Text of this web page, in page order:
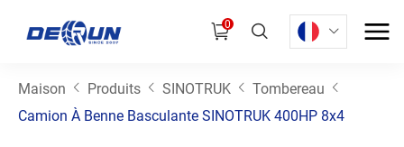
0
Maison Produits SINOTRUK
Tombereau
Camion À Benne Basculante SINOTRUK 400HP 8x4